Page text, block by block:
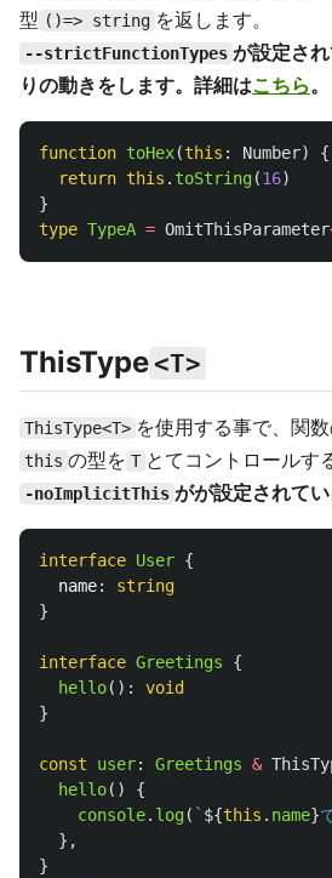
型 ()=> string を返します。
--strictFunctionTypes が設定さ
りの動きをします。詳細はこちら。
function toHex(this : Number)
{
return this . toString(16)
}
type TypeA = OmitThisParameter
ThisType <T>
ThisType<T> を使用する事で、関
this の型を T とてコントロールす
-noImplicitThis がが設定されてい
interface User {
name:
string
}
interface Greetings
{
hello():
void
}
const user: Greetings &
hello()
{
console. log( ` ${this . name}
},
}